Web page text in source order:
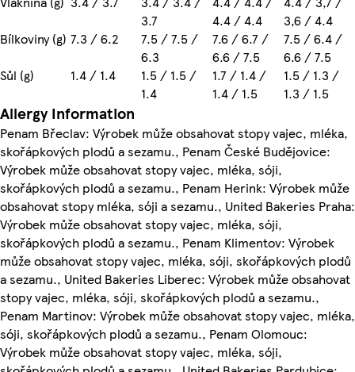
3.7
4.4 / 4.4
3,6 / 4.4
Bílkoviny (g) 7.3 / 6.2
7.5 / 7.5 /
6.3
7.6 / 6.7 /
6.6 / 7.5
7.5 / 6.4 /
6.6 / 7.5
Sůl (g)
1.4 / 1.4
1.5 / 1.5 /
1.4
1.7 / 1.4 /
1.4 / 1.5
1.5 / 1.3 /
1.3 / 1.5
Allergy Information
Penam Břeclav: Výrobek může obsahovat stopy vajec, mléka,
skořápkových plodů a sezamu., Penam České Budějovice:
Výrobek může obsahovat stopy vajec, mléka, sóji,
skořápkových plodů a sezamu., Penam Herink: Výrobek může
obsahovat stopy mléka, sóji a sezamu., United Bakeries Praha:
Výrobek může obsahovat stopy vajec, mléka, sóji,
skořápkových plodů a sezamu., Penam Klimentov: Výrobek
může obsahovat stopy vajec, mléka, sóji, skořápkových plodů
a sezamu., United Bakeries Liberec: Výrobek může obsahovat
stopy vajec, mléka, sóji, skořápkových plodů a sezamu.,
Penam Martinov: Výrobek může obsahovat stopy vajec, mléka,
sóji, skořápkových plodů a sezamu., Penam Olomouc:
Výrobek může obsahovat stopy vajec, mléka, sóji,